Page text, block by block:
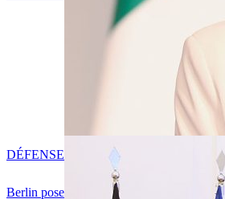
Berlin pose
DÉFENSE